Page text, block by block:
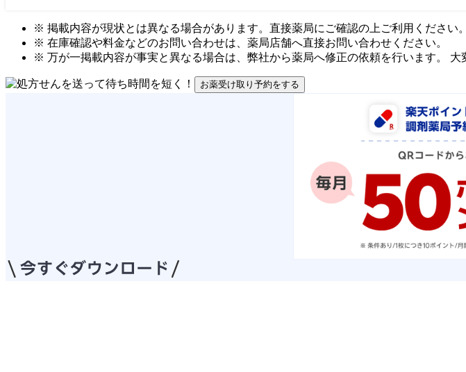
※ 掲載内容が現状とは異なる場合があります。直接薬局にご確認の上ご利用ください。
※ 在庫確認や料金などのお問い合わせは、薬局店舗へ直接お問い合わせください。
※ 万が一掲載内容が事実と異なる場合は、弊社から薬局へ修正の依頼を行います。
お薬受け取り予約をする